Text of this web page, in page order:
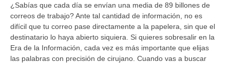
¿Sabías que cada día se envían una media de 89 billones de
correos de trabajo? Ante tal cantidad de información, no es
difícil que tu correo pase directamente a la papelera, sin que el
destinatario lo haya abierto siquiera. Si quieres sobresalir en la
Era de la Información, cada vez es más importante que elijas
las palabras con precisión de cirujano. Cuando vas a buscar